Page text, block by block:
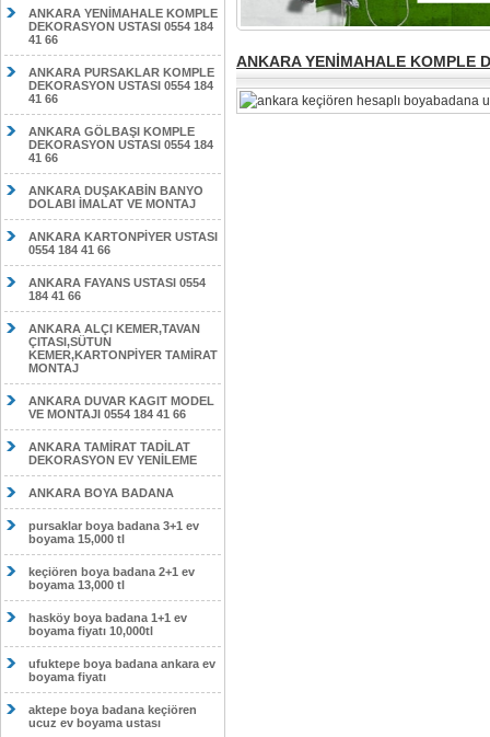
ANKARA YENİMAHALE KOMPLE
DEKORASYON USTASI 0554 184
41 66
ANKARA PURSAKLAR KOMPLE
DEKORASYON USTASI 0554 184
41 66
ANKARA GÖLBAŞI KOMPLE
DEKORASYON USTASI 0554 184
41 66
ANKARA DUŞAKABİN BANYO
DOLABI İMALAT VE MONTAJ
ANKARA KARTONPİYER USTASI
0554 184 41 66
ANKARA FAYANS USTASI 0554
184 41 66
ANKARA ALÇI KEMER,TAVAN
ÇITASI,SÜTUN
KEMER,KARTONPİYER TAMİRAT
MONTAJ
ANKARA DUVAR KAGIT MODEL
VE MONTAJI 0554 184 41 66
ANKARA TAMİRAT TADİLAT
DEKORASYON EV YENİLEME
ANKARA BOYA BADANA
pursaklar boya badana 3+1 ev
boyama 15,000 tl
keçiören boya badana 2+1 ev
boyama 13,000 tl
hasköy boya badana 1+1 ev
boyama fiyatı 10,000tl
ufuktepe boya badana ankara ev
boyama fiyatı
aktepe boya badana keçiören
ucuz ev boyama ustası
ANKARA YENİMAHALE KOMPLE